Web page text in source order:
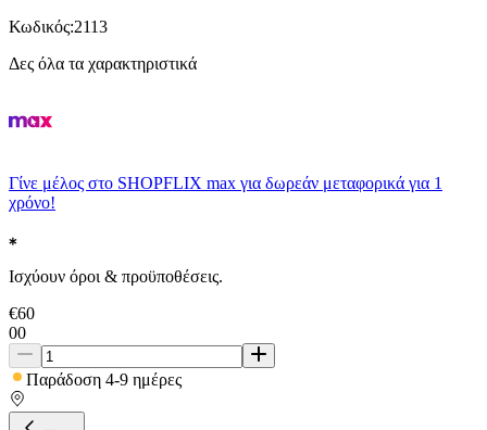
Κωδικός:2113
Δες όλα τα χαρακτηριστικά
Γίνε μέλος στο SHOPFLIX max για δωρεάν μεταφορικά για 1
χρόνο!
Ισχύουν όροι & προϋποθέσεις.
€60
00
Παράδοση 4-9 ημέρες